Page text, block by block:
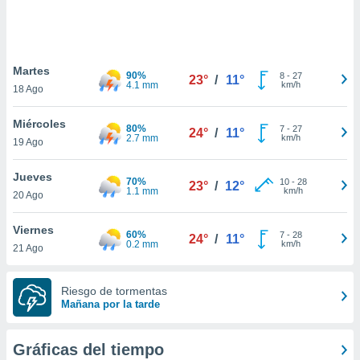
únicos
similares
como
IP
de
traten tus
en
a lo que
Para
Martes
18 Ago
90%
4.1 mm
23° / 11° 8- 27
km/h
Miércoles
19 Ago
80%
2.7 mm
24° / 11° 7- 27
km/h
Jueves
20 Ago
70%
1.1 mm
23° / 12° 10- 28
km/h
Viernes
21 Ago
60%
0.2 mm
24° / 11° 7- 28
km/h
Riesgo de tormentas
Mañana por la tarde
Gráficas del tiempo